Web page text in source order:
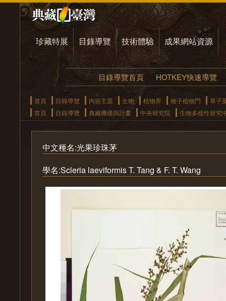
珍藏特展 目錄導覽 技術體驗 成果網站資源
目錄導覽首頁 HOTKEY快速導覽
首頁 目錄導覽 內容主題 生物 植物界 種子植物門
單子
首頁
目錄導覽 典藏機構與計畫 中央研究院 生物多樣性研究
中文種名:光果珍珠茅
學名:Scleria laeviformis T. Tang & F. T. Wang